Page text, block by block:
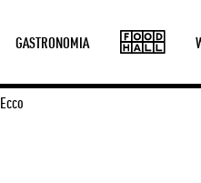
GASTRONOMIA
Ecco